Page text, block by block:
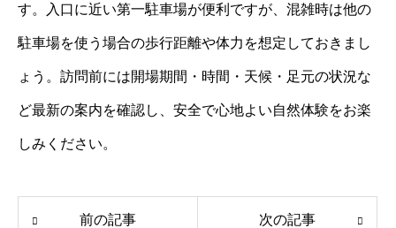
す。入口に近い第一駐車場が便利ですが、混雑時は他の
駐車場を使う場合の歩行距離や体力を想定しておきまし
ょう。訪問前には開場期間・時間・天候・足元の状況な
ど最新の案内を確認し、安全で心地よい自然体験をお楽
しみください。
前の記事 次の記事